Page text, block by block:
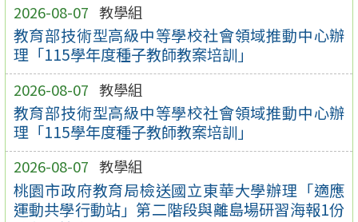
2026-08-07 教學組
教育部技術型高級中等學校社會領域推動中心辦
理「115學年度種子教師教案培訓」
2026-08-07 教學組
教育部技術型高級中等學校社會領域推動中心辦
理「115學年度種子教師教案培訓」
2026-08-07 教學組
桃園市政府教育局檢送國立東華大學辦理「適應
運動共學行動站」第二階段與離島場研習海報1份